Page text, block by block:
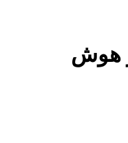
هوش